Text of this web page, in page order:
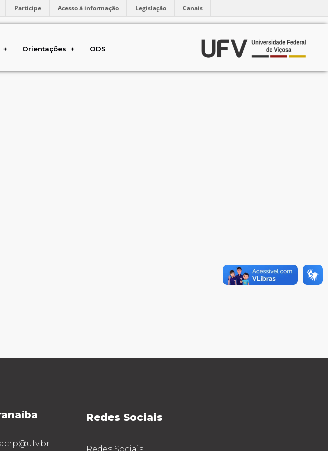
Participe Acesso à informação Legislação Canais
Orientações ODS
Redes Sociais